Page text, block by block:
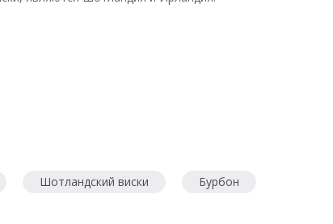
Шотландский виски Бурбон